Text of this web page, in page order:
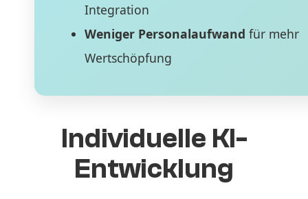
Integration
Weniger Personalaufwand für mehr
Wertschöpfung
Individuelle KI-
Entwicklung